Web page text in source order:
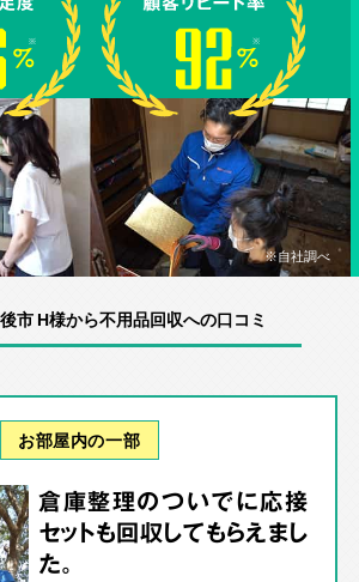
※自社調べ
市 H様から不用品回収への口コミ
お部屋内の一部
倉庫整理のついでに応接
セットも回収してもらえまし
た。